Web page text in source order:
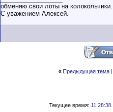
обменяю свои лоты на колокольчики.
С уважением Алексей.
« Предыдущая тема|
Текущее время: 11:28:38